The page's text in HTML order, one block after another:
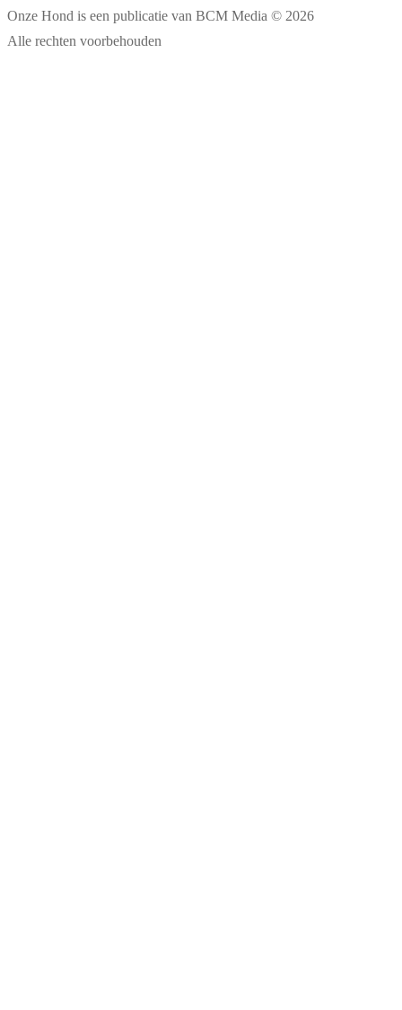
Onze Hond is een publicatie van BCM Media © 2026
Alle rechten voorbehouden